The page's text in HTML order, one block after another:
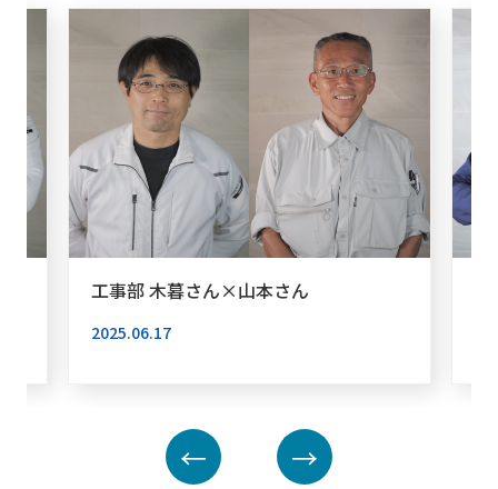
工事部 木暮さん×山本さん
2025.06.17
← →